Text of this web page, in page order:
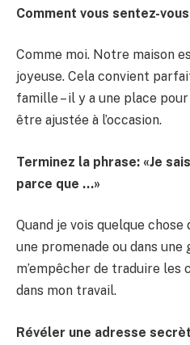
Comment vous sentez-
Comme moi. Notre maison
joyeuse. Cela convient
famille – il y a une place
être ajustée à l’occasion.
Terminez la phrase: «Je
parce que …»
Quand je vois quelque chose
une promenade ou dans une
m’empêcher de traduire
dans mon travail.
Révéler une adresse